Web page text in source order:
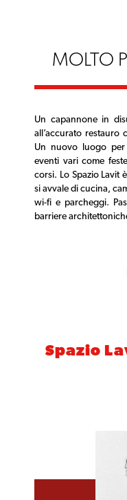
MOLTO
Un capannone in
all’accurato restauro
Un nuovo luogo per
eventi vari come
corsi. Lo Spazio Lavit
si avvale di cucina,
wi-fi e parcheggi.
barriere
Spazio